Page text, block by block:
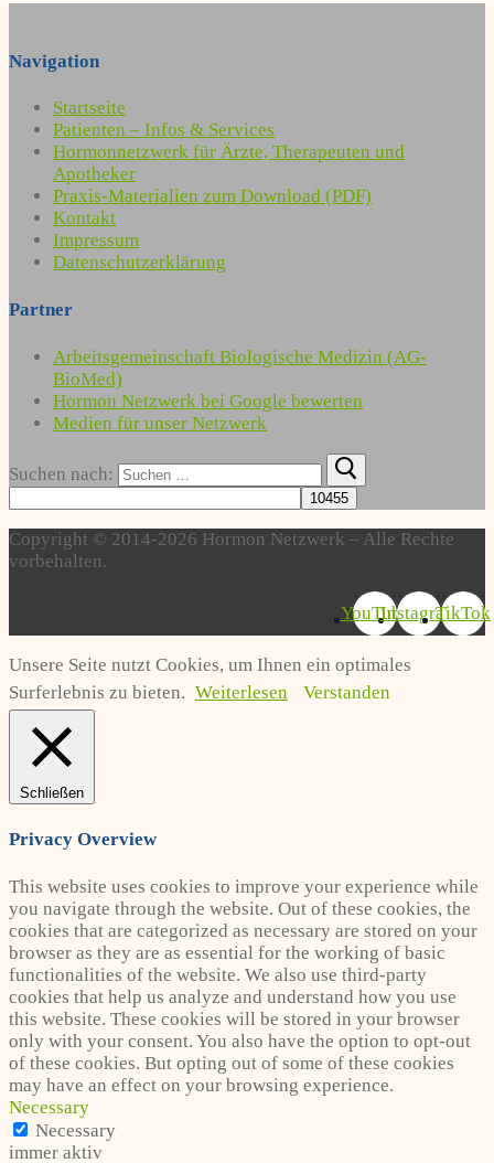
Navigation
Startseite
Patienten – Infos & Services
Hormonnetzwerk für Ärzte, Therapeuten und
Apotheker
Praxis-Materialien zum Download (PDF)
Kontakt
Impressum
Datenschutzerklärung
Partner
Arbeitsgemeinschaft Biologische Medizin (AG-
BioMed)
Hormon Netzwerk bei Google bewerten
Medien für unser Netzwerk
Suchen nach:
Copyright © 2014-2026 Hormon Netzwerk – Alle Rechte
vorbehalten.
YouTubeInstagramTikTok
Unsere Seite nutzt Cookies, um Ihnen ein optimales
Surferlebnis zu bieten. Weiterlesen Verstanden
Schließen
Privacy Overview
This website uses cookies to improve your experience while
you navigate through the website. Out of these cookies, the
cookies that are categorized as necessary are stored on your
browser as they are as essential for the working of basic
functionalities of the website. We also use third-party
cookies that help us analyze and understand how you use
this website. These cookies will be stored in your browser
only with your consent. You also have the option to opt-out
of these cookies. But opting out of some of these cookies
may have an effect on your browsing experience.
Necessary
Necessary
immer aktiv